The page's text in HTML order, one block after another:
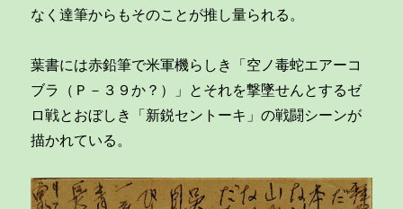
なく達筆からもそのことが推し量られる。
葉書には赤鉛筆で米軍機らしき「空ノ毒蛇エアーコ
ブラ（Ｐ－３９か？）」とそれを撃墜せんとするゼ
ロ戦とおぼしき「新鋭セントーキ」の戦闘シーンが
描かれている。